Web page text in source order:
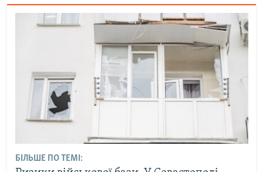
БІЛЬШЕ ПО ТЕМІ: